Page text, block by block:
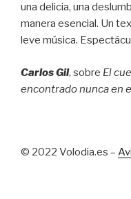
una delicia, una
manera esencial. Un
leve música.
Carlos Gil, sobre El
encontrado nunca en
© 2022 Volodia.es –